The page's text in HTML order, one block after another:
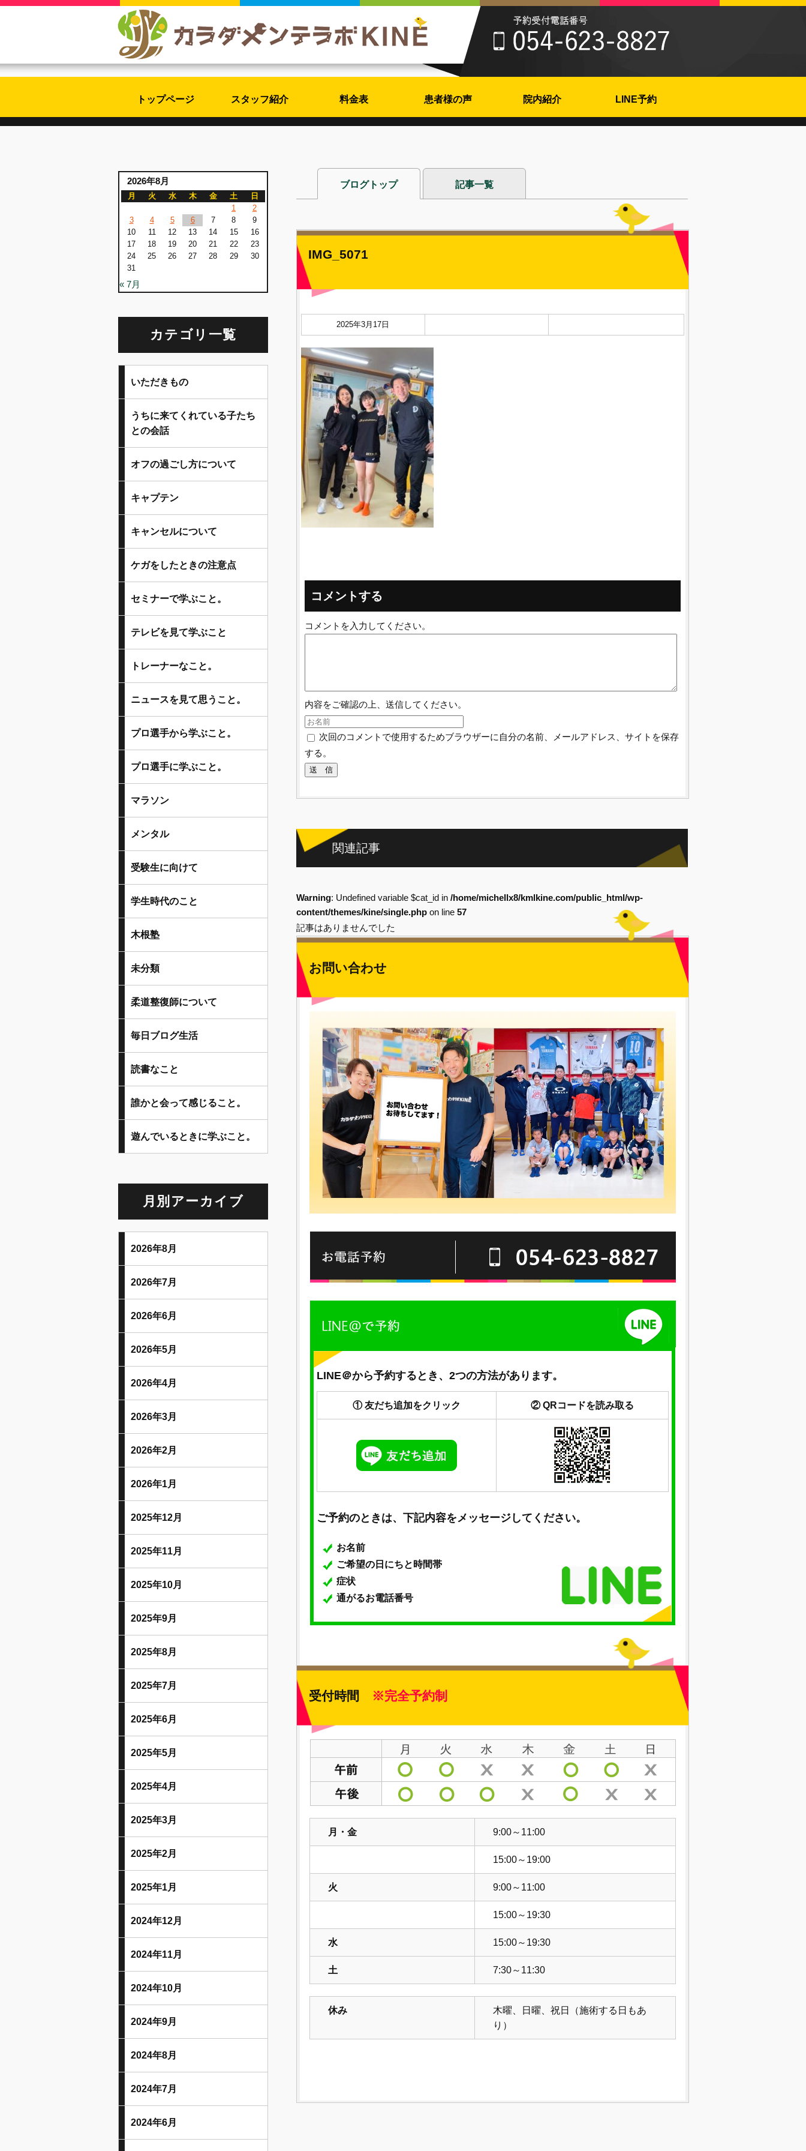
トップページ スタッフ紹介 料金表 患者様の声 院内紹介 LINE予約
ブログトップ 記事一覧
IMG_5071
2025年3月17日
コメントする
コメントを入力してください。
内容をご確認の上、送信してください。
次回のコメントで使用するためブラウザーに自分の名前、メールアドレス、サイトを保存
する。
関連記事
Warning: Undefined variable $cat_id in /home/michellx8/kmlkine.com/public_html/wp-
content/themes/kine/single.php on line 57
記事はありませんでした
お問い合わせ
LINE＠から予約するとき、2つの方法があります。
① 友だち追加をクリック ② QRコードを読み取る
ご予約のときは、下記内容をメッセージしてください。
お名前
ご希望の日にちと時間帯
症状
通がるお電話番号
受付時間 ※完全予約制
月・金 9:00～11:00
15:00～19:00
火 9:00～11:00
15:00～19:30
水 15:00～19:30
土 7:30～11:30
休み
木曜、日曜、祝日（施術する日もあ
り）
2026年8月
月 火 水 木 金 土
日
1
2
3
4 5 6 7 8
9
10
11 12 13 14 15
16
17
18 19 20 21 22
23
24
25 26 27 28 29
30
31
« 7月
カテゴリ一覧
いただきもの
うちに来てくれている子たち
との会話
オフの過ごし方について
キャプテン
キャンセルについて
ケガをしたときの注意点
セミナーで学ぶこと。
テレビを見て学ぶこと
トレーナーなこと。
ニュースを見て思うこと。
プロ選手から学ぶこと。
プロ選手に学ぶこと。
マラソン
メンタル
受験生に向けて
学生時代のこと
木根塾
未分類
柔道整復師について
毎日ブログ生活
読書なこと
誰かと会って感じること。
遊んでいるときに学ぶこと。
月別アーカイブ
2026年8月
2026年7月
2026年6月
2026年5月
2026年4月
2026年3月
2026年2月
2026年1月
2025年12月
2025年11月
2025年10月
2025年9月
2025年8月
2025年7月
2025年6月
2025年5月
2025年4月
2025年3月
2025年2月
2025年1月
2024年12月
2024年11月
2024年10月
2024年9月
2024年8月
2024年7月
2024年6月